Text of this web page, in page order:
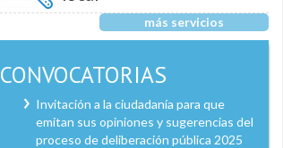
más servicios
CONVOCATORIAS
Invitación a la ciudadanía para que
emitan sus opiniones y sugerencias del
proceso de deliberación pública 2025